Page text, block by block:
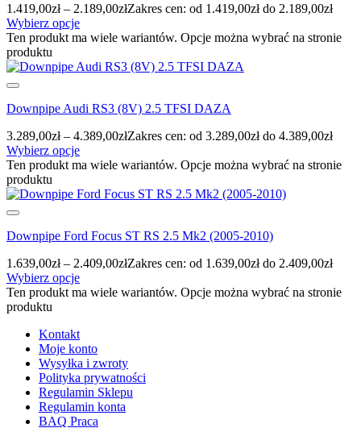
1.419,00zł – 2.189,00złZakres cen: od 1.419,00zł do 2.189,00zł
Wybierz opcje
Ten produkt ma wiele wariantów. Opcje można wybrać na stronie
produktu
Downpipe Audi RS3 (8V) 2.5 TFSI DAZA
3.289,00zł – 4.389,00złZakres cen: od 3.289,00zł do 4.389,00zł
Wybierz opcje
Ten produkt ma wiele wariantów. Opcje można wybrać na stronie
produktu
Downpipe Ford Focus ST RS 2.5 Mk2 (2005-2010)
1.639,00zł – 2.409,00złZakres cen: od 1.639,00zł do 2.409,00zł
Wybierz opcje
Ten produkt ma wiele wariantów. Opcje można wybrać na stronie
produktu
Kontakt
Moje konto
Wysyłka i zwroty
Polityka prywatności
Regulamin Sklepu
Regulamin konta
BAQ Praca